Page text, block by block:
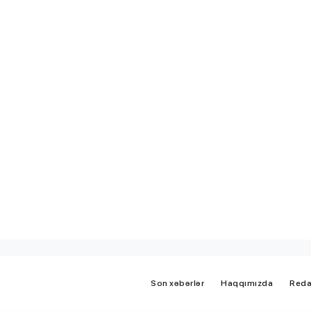
Son xəbərlər Haqqımızda